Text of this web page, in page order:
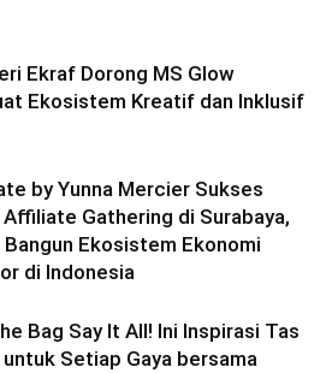
Ekraf Dorong MS Glow
Ekosistem Kreatif dan Inklusif
by Yunna Mercier Sukses
Affiliate Gathering di Surabaya,
Ekosistem Ekonomi
di Indonesia
Bag Say It All! Ini Inspirasi Tas
untuk Setiap Gaya bersama